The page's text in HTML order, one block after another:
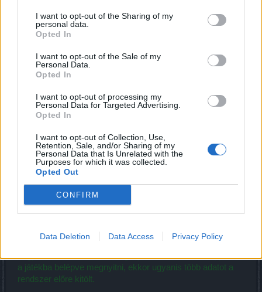
I want to opt-out of the Sharing of my
personal data.
Opted In
I want to opt-out of the Sale of my
Personal Data.
Opted In
I want to opt-out of processing my
Personal Data for Targeted Advertising.
Opted In
I want to opt-out of Collection, Use,
Retention, Sale, and/or Sharing of my
Personal Data that Is Unrelated with the
Purposes for which it was collected.
Opted Out
CONFIRM
Data Deletion Data Access Privacy Policy
Kliensből vagy böngészőből a klasszikus bankolási
felületen a "Supporthoz" gombra kattintva.
ablakok engedélyezése szükséges lehet!) Az új ablakban
töltsétek ki a szükséges mezőket értelemszerűen. Fontos,
a játékba belépve megnyitni, ekkor ugyanis több adatot a
rendszer előre kitölt.